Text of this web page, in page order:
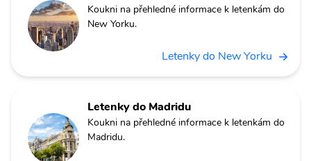
Koukni na přehledné informace k letenkám do
New Yorku.
Letenky do New Yorku
Letenky do Madridu
Koukni na přehledné informace k letenkám do
Madridu.